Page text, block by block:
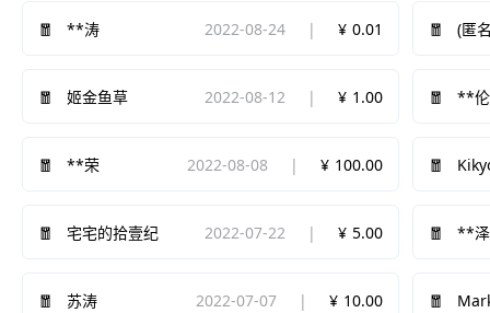
**涛 2022-08-24 0.01 (匿
姬金鱼草 2022-08-12 1.00 **伦
**荣 2022-08-08 100.00
宅宅的拾壹纪 2022-07-22 5.00 **泽
苏涛 2022-07-07 10.00